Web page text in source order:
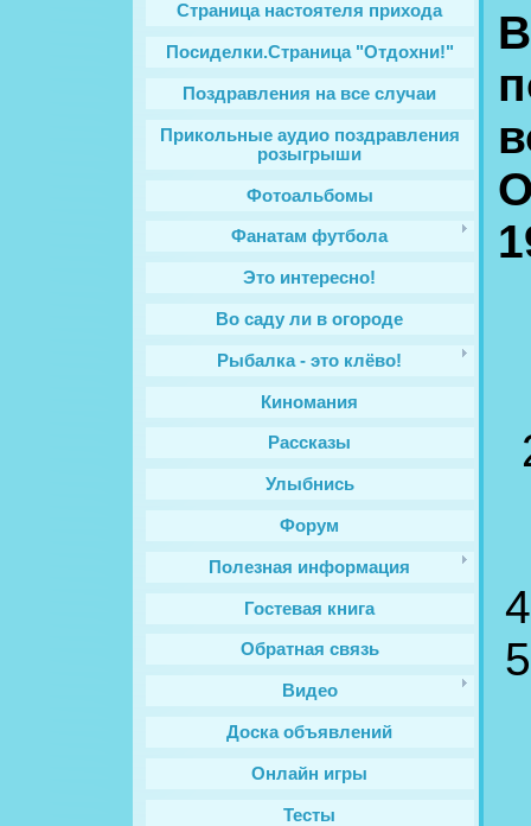
Cтраница настоятеля прихода
Посиделки.Страница "Отдохни!"
Поздравления на все случаи
Прикольные аудио поздравления
розыгрыши
Фотоальбомы
Фанатам футбола
Это интересно!
Во саду ли в огороде
Рыбалка - это клёво!
Киномания
Рассказы
Улыбнись
Форум
Полезная информация
Гостевая книга
Обратная связь
Видео
Доска объявлений
Онлайн игры
Тесты